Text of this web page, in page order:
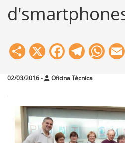
Share
X Facebook
02/03/2016- Oficina Tècnica